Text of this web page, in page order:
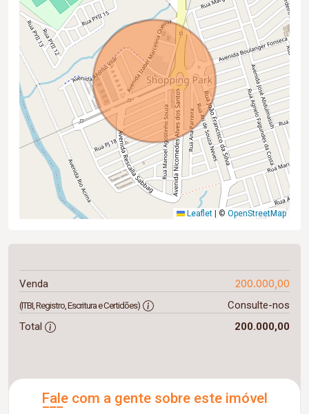
Leaflet | © OpenStreetMap
Venda 200.000,00
(ITBI, Registro, Escritura e Certidões)
Consulte-nos
Total
200.000,00
Fale com a gente sobre este imóvel